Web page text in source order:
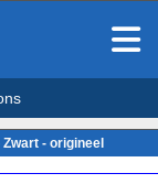
- origineel